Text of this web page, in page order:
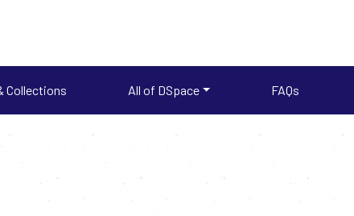
Collections All of DSpace FAQs